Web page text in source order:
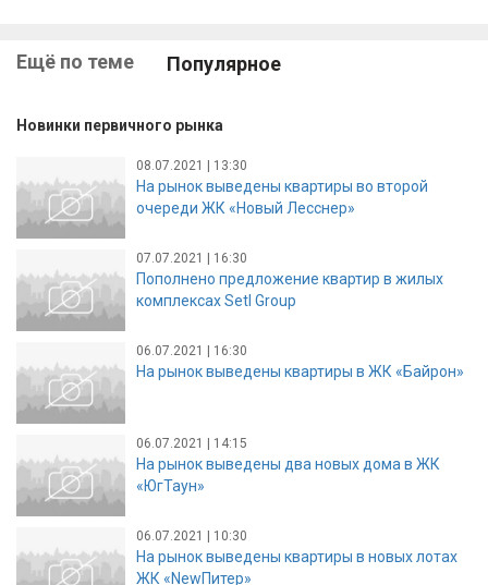
Ещё по теме Популярное
Новинки первичного рынка
08.07.2021 | 13:30
На рынок выведены квартиры во второй
очереди ЖК «Новый Лесснер»
07.07.2021 | 16:30
Пополнено предложение квартир в жилых
комплексах Setl Group
06.07.2021 | 16:30
На рынок выведены квартиры в ЖК «Байрон»
06.07.2021 | 14:15
На рынок выведены два новых дома в ЖК
«ЮгТаун»
06.07.2021 | 10:30
На рынок выведены квартиры в новых лотах
ЖК «NewПитер»